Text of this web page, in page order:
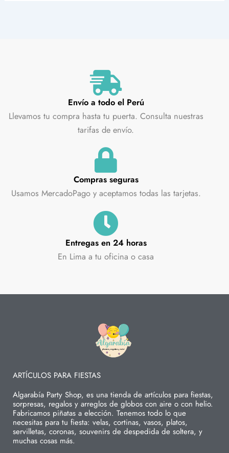
Envío a todo el Perú
Llevamos tu compra hasta tu puerta. Consulta nuestras
tarifas de envío.
Compras seguras
Usamos MercadoPago y aceptamos todas las tarjetas.
Entregas en 24 horas
En Lima a tu oficina o casa
ARTÍCULOS PARA FIESTAS
Algarabía Party Shop, es una tienda de artículos para fiestas,
sorpresas, regalos y arreglos de globos con aire o con helio.
Fabricamos piñatas a elección. Tenemos todo lo que
necesitas para tu fiesta: velas, cortinas, vasos, platos,
servilletas, coronas, souvenirs de despedida de soltera, y
muchas cosas más.